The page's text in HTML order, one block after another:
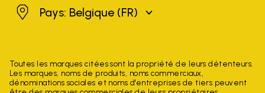
BelgiquePays: Belgique (FR)
Toutes les marques citées sont la propriété de leurs détenteurs.
Les marques, noms de produits, noms commerciaux,
dénominations sociales et noms d'entreprises de tiers peuvent